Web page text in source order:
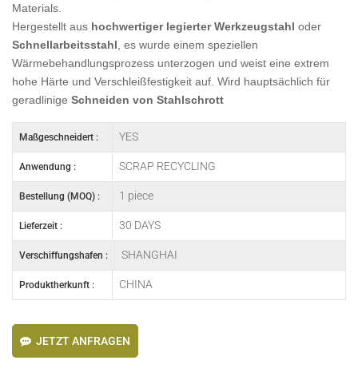
Materials.
Hergestellt aus hochwertiger legierter Werkzeugstahl oder
Schnellarbeitsstahl , es wurde einem speziellen
Wärmebehandlungsprozess unterzogen und weist eine extrem
hohe Härte und Verschleißfestigkeit auf. Wird hauptsächlich für
geradlinige Schneiden von Stahlschrott
Maßgeschneidert : YES
Anwendung : SCRAP RECYCLING
Bestellung (MOQ) : 1 piece
Lieferzeit : 30 DAYS
Verschiffungshafen : SHANGHAI
Produktherkunft : CHINA
JETZT ANFRAGEN